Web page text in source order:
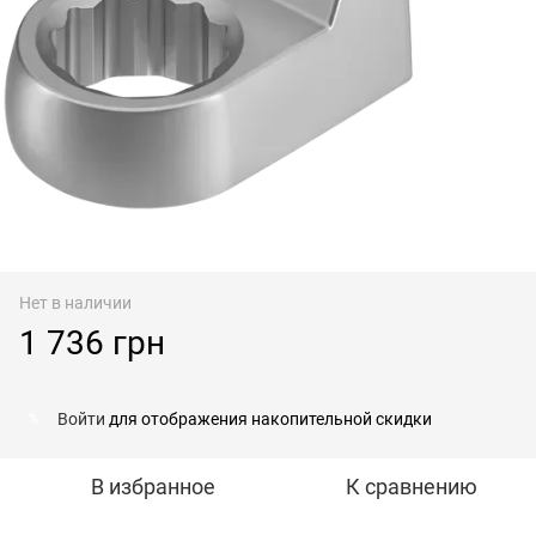
Нет в наличии
1 736 грн
Войти для отображения накопительной скидки
В избранное К сравнению